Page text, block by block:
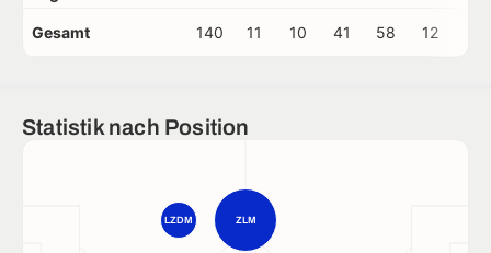
Gesamt 140 11 10 41 58 12
Statistik nach Position
ZLM
LZDM